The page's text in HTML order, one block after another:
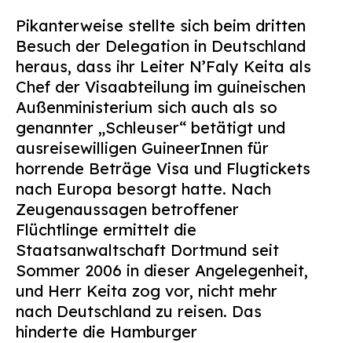
Pikanterweise stellte sich beim dritten
Besuch der Delegation in Deutschland
heraus, dass ihr Leiter N’Faly Keita als
Chef der Visaabteilung im guineischen
Außenministerium sich auch als so
genannter „Schleuser“ betätigt und
ausreisewilligen GuineerInnen für
horrende Beträge Visa und Flugtickets
nach Europa besorgt hatte. Nach
Zeugenaussagen betroffener
Flüchtlinge ermittelt die
Staatsanwaltschaft Dortmund seit
Sommer 2006 in dieser Angelegenheit,
und Herr Keita zog vor, nicht mehr
nach Deutschland zu reisen. Das
hinderte die Hamburger